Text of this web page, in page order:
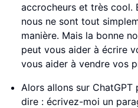
accrocheurs et très cool.
nous ne sont tout
manière. Mais la bonne
peut vous aider à écrire
vous aider à vendre vos
Alors allons sur
dire : écrivez-moi un